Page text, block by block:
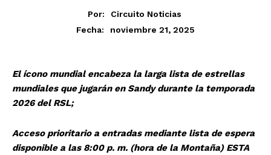
Por:
Circuito Noticias
Fecha:
noviembre 21, 2025
El ícono mundial encabeza la larga lista de estrellas
mundiales que jugarán en Sandy durante la temporada
2026 del RSL;
Acceso prioritario a entradas mediante lista de espera
disponible a las 8:00 p. m. (hora de la Montaña) ESTA